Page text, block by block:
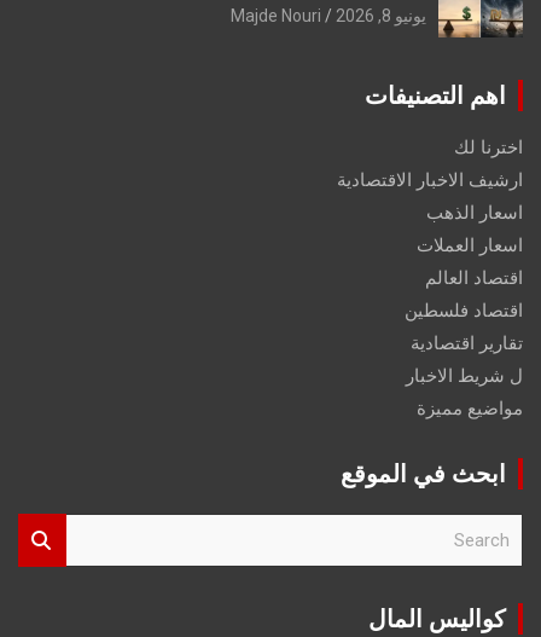
يونيو 8, 2026 Majde Nouri
اهم التصنيفات
اخترنا لك
ارشيف الاخبار الاقتصادية
اسعار الذهب
اسعار العملات
اقتصاد العالم
اقتصاد فلسطين
تقارير اقتصادية
ل شريط الاخبار
مواضيع مميزة
ابحث في الموقع
r
كواليس المال